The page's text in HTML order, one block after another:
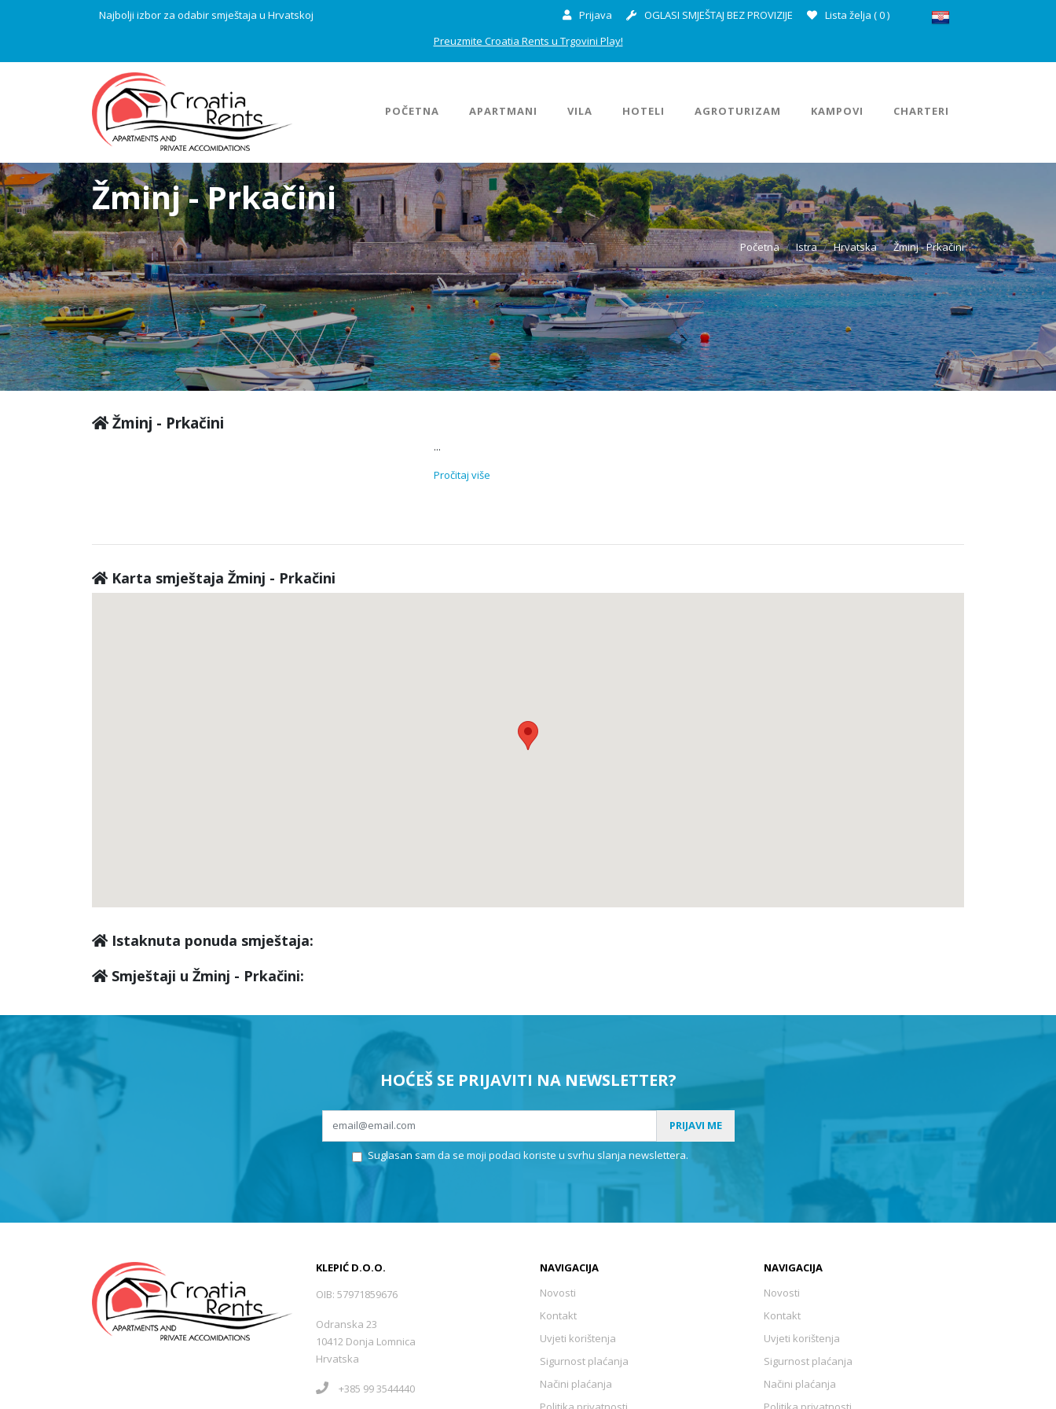
Najbolji izbor za odabir smještaja u Hrvatskoj Prijava OGLASI SMJEŠTAJ BEZ PROVIZIJE Lista želja (0)
Preuzmite Croatia Rents u Trgovini Play!
POČETNA APARTMANI VILA HOTELI AGROTURIZAM KAMPOVI CHARTERI
Žminj - Prkačini
Početna Istra Hrvatska Žminj - Prkačini
Žminj - Prkačini
...
Pročitaj više
Karta smještaja Žminj - Prkačini
Istaknuta ponuda smještaja:
Smještaji u Žminj - Prkačini:
HOĆEŠ SE PRIJAVITI NA NEWSLETTER?
PRIJAVI ME
Suglasan sam da se moji podaci koriste u svrhu slanja newslettera.
KLEPIĆ D.O.O.
OIB: 57971859676
Odranska 23
10412 Donja Lomnica
Hrvatska
+385 99 3544440
NAVIGACIJA
Novosti
Kontakt
Uvjeti korištenja
Sigurnost plaćanja
Načini plaćanja
NAVIGACIJA
Novosti
Kontakt
Uvjeti korištenja
Sigurnost plaćanja
Načini plaćanja